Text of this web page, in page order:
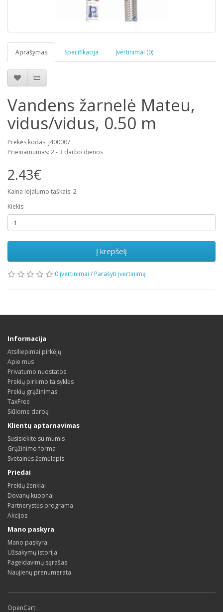
Aprašymas Specifikacija Įvertinimai (0)
Vandens žarnelė Mateu,
vidus/vidus, 0.50 m
Prekės kodas: J400007
Prieinamumas: 2 - 3 darbo dienos
2.43€
Kaina lojalumo taškais: 2
Kiekis
Į krepšelį
0 įvertinimai / Parašyti įvertinimą
Informacija
Atsiliepimai pirkėjų
Apie mus
Privatumo nuostatos
Prekių pirkimo taisyklės
Prekių grąžinimas
TaxFree
Siūlome darbą
Klientų aptarnavimas
Susisiekite su mumis
Grąžinimo forma
Svetainės žemėlapis
Priedai
Prekių ženklai
Dovanų kuponai
Partnerystės programa
Akcijos
Mano paskyra
Mano paskyra
Užsakymų istorija
Pageidavimų sąrašas
Naujienų prenumerata
OpenCart